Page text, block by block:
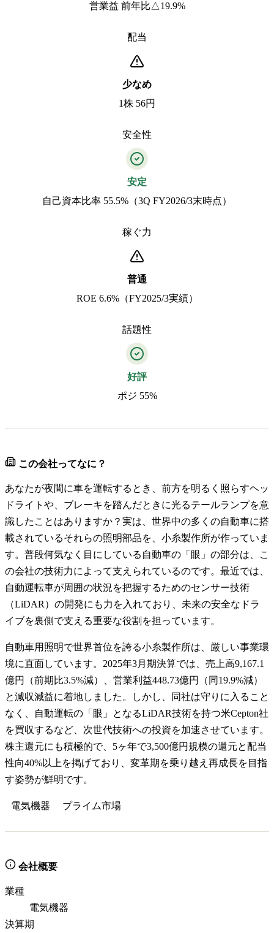
営業益 前年比△19.9%
配当
少なめ
1株 56円
安全性
安定
自己資本比率 55.5%（3Q FY2026/3末時点）
稼ぐ力
普通
ROE 6.6%（FY2025/3実績）
話題性
好評
ポジ 55%
この会社ってなに？
あなたが夜間に車を運転するとき、前方を明るく照らすヘッ
ドライトや、ブレーキを踏んだときに光るテールランプを意
識したことはありますか？実は、世界中の多くの自動車に搭
載されているそれらの照明部品を、小糸製作所が作っていま
す。普段何気なく目にしている自動車の「眼」の部分は、こ
の会社の技術力によって支えられているのです。最近では、
自動運転車が周囲の状況を把握するためのセンサー技術
（LiDAR）の開発にも力を入れており、未来の安全なドラ
イブを裏側で支える重要な役割を担っています。
自動車用照明で世界首位を誇る小糸製作所は、厳しい事業環
境に直面しています。2025年3月期決算では、売上高9,167.1
億円（前期比3.5%減）、営業利益448.73億円（同19.9%減）
と減収減益に着地しました。しかし、同社は守りに入ること
なく、自動運転の「眼」となるLiDAR技術を持つ米Cepton社
を買収するなど、次世代技術への投資を加速させています。
株主還元にも積極的で、5ヶ年で3,500億円規模の還元と配当
性向40%以上を掲げており、変革期を乗り越え再成長を目指
す姿勢が鮮明です。
電気機器 プライム市場
会社概要
業種
電気機器
決算期